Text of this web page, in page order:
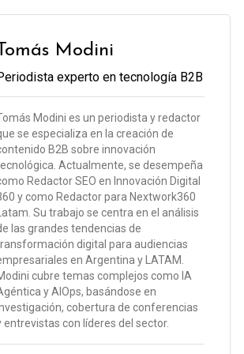
Tomás Modini
experto en tecnología B2B
Modini es un periodista y redactor
se especializa en la creación de
B2B sobre innovación
Actualmente, se desempeña
Redactor SEO en Innovación Digital
y como Redactor para Nextwork360
Su trabajo se centra en el análisis
las grandes tendencias de
digital para audiencias
en Argentina y LATAM.
cubre temas complejos como IA
y AIOps, basándose en
cobertura de conferencias
entrevistas con líderes del sector.